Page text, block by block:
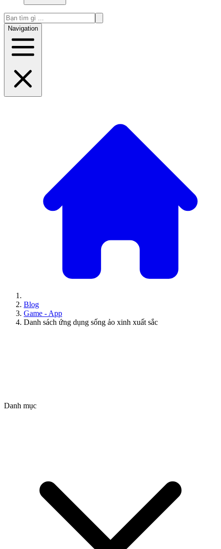
Navigation
Blog
Game - App
Danh sách ứng dụng sống ảo xinh xuất sắc
Danh mục